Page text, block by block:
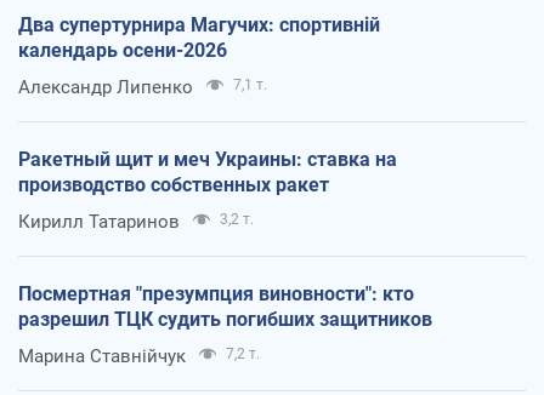
Два супертурнира Магучих: спортивній
календарь осени-2026
Александр Липенко 7,1 т.
Ракетный щит и меч Украины: ставка на
производство собственных ракет
Кирилл Татаринов 3,2 т.
Посмертная "презумпция виновности": кто
разрешил ТЦК судить погибших защитников
Марина Ставнійчук 7,2 т.